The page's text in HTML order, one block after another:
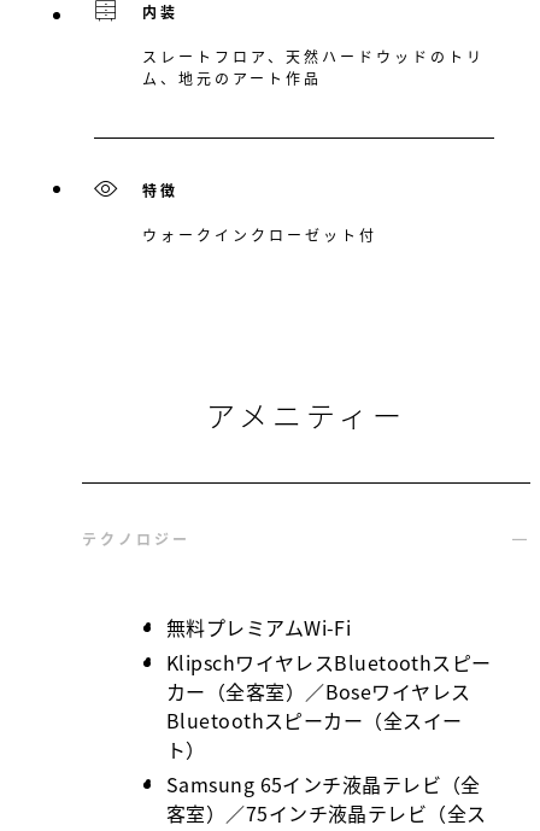
内装
スレートフロア、天然ハードウッドのトリ
ム、地元のアート作品
特徴
ウォークインクローゼット付
アメニティー
テクノロジー
無料プレミアムWi-Fi
KlipschワイヤレスBluetoothスピー
カー（全客室）／Boseワイヤレス
Bluetoothスピーカー（全スイー
ト）
Samsung 65インチ液晶テレビ（全
客室）／75インチ液晶テレビ（全ス